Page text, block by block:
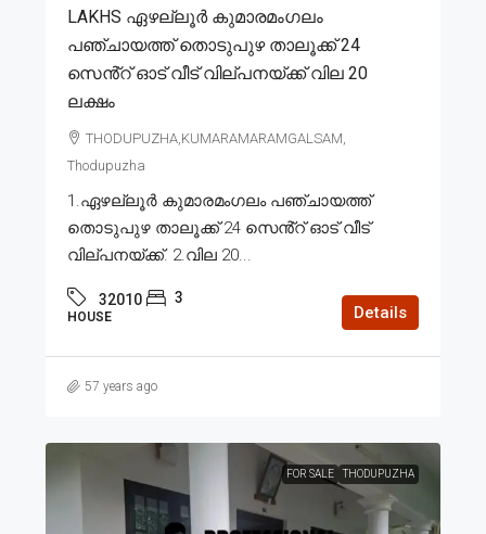
LAKHS ഏഴല്ലൂർ കുമാരമംഗലം
പഞ്ചായത്ത് തൊടുപുഴ താലൂക്ക് 24
സെൻ്റ് ഓട് വീട് വില്പനയ്ക്ക് വില 20
ലക്ഷം
THODUPUZHA,KUMARAMARAMGALSAM,
Thodupuzha
1.ഏഴല്ലൂർ കുമാരമംഗലം പഞ്ചായത്ത്
തൊടുപുഴ താലൂക്ക് 24 സെൻ്റ് ഓട് വീട്
വില്പനയ്ക്ക്. 2.വില 20...
32010 3
HOUSE Details
57 years ago
FOR SALE THODUPUZHA